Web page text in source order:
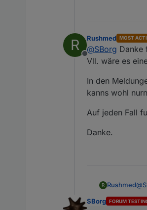
R
Offline
Rushmed MOST
@SBorg Danke
Vll. wäre es
In den
kanns wohl
Auf jeden Fall
Danke.
R Rushmed@
In
SBorg FORUM